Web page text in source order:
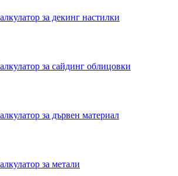
за декинг настилки
за сайдинг облицовки
за дървен материал
за метали